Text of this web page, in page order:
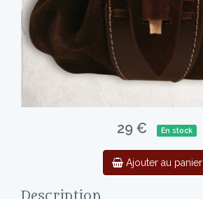
29 € En stock
Ajouter au panier